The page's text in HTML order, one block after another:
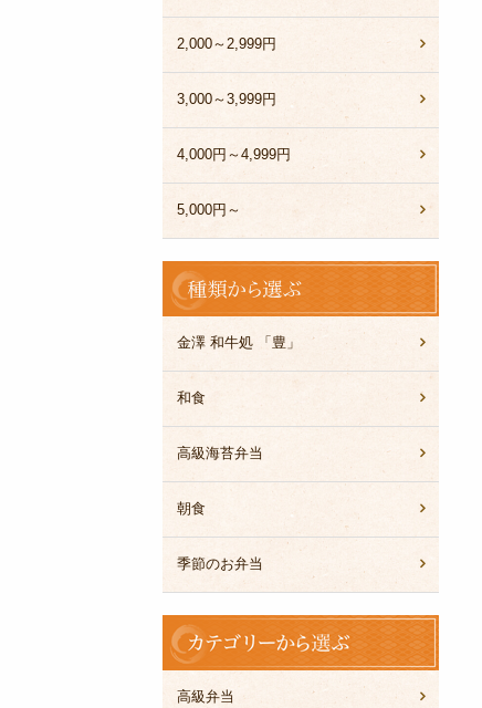
2,000～2,999円
3,000～3,999円
4,000円～4,999円
5,000円～
種
類
か
ら
ぶ
金澤 和牛処 「豊」
和食
高級海苔弁当
朝食
季節のお弁当
カ
テ
ゴ
リ高級弁当